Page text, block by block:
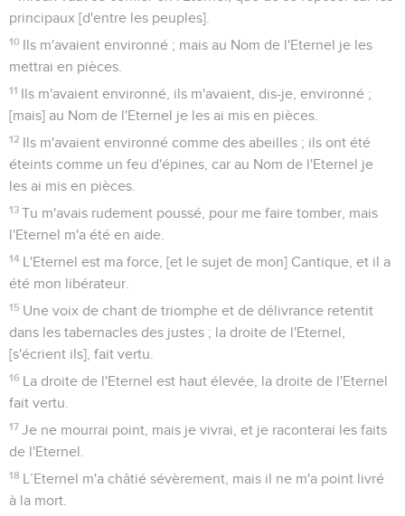
principaux [d'entre les peuples].
10 Ils m'avaient environné ; mais au Nom de l'Eternel je les
mettrai en pièces.
11 Ils m'avaient environné, ils m'avaient, dis-je, environné ;
[mais] au Nom de l'Eternel je les ai mis en pièces.
12 Ils m'avaient environné comme des abeilles ; ils ont été
éteints comme un feu d'épines, car au Nom de l'Eternel je
les ai mis en pièces.
13 Tu m'avais rudement poussé, pour me faire tomber, mais
l'Eternel m'a été en aide.
14 L'Eternel est ma force, [et le sujet de mon] Cantique, et il a
été mon libérateur.
15 Une voix de chant de triomphe et de délivrance retentit
dans les tabernacles des justes ; la droite de l'Eternel,
[s'écrient ils], fait vertu.
16 La droite de l'Eternel est haut élevée, la droite de l'Eternel
fait vertu.
17 Je ne mourrai point, mais je vivrai, et je raconterai les faits
de l'Eternel.
18 L’Eternel m'a châtié sévèrement, mais il ne m'a point livré
à la mort.